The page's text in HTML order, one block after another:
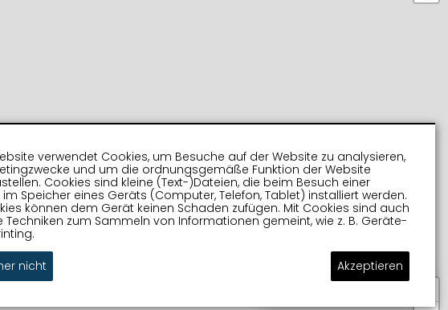
verwendet Cookies, um Besuche auf der Website zu analysieren,
und um die ordnungsgemäße Funktion der Website
Cookies sind kleine (Text-)Dateien, die beim Besuch einer
Speicher eines Geräts (Computer, Telefon, Tablet) installiert werden.
können dem Gerät keinen Schaden zufügen. Mit Cookies sind auch
Techniken zum Sammeln von Informationen gemeint, wie z. B. Geräte-
nicht
Akzeptieren
Stellen Sie Ihre Frage